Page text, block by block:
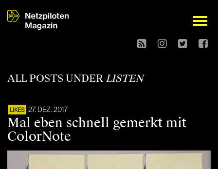
open
ALL POSTS UNDER LISTEN
LIKES 27. DEZ. 2017
Mal eben schnell gemerkt mit
ColorNote